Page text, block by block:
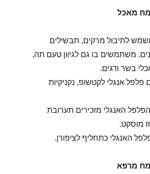
מאכל
לתיבול מרקים, תבשילים
משתמשים בו גם לגיוון טעם תה,
בשר ודגים.
פלפל אנגלי לקטשופ, נקניקיות
האנגלי מזכירים תערובת
מוסקט.
האנגלי כתחליף לציפורן.
מרפא